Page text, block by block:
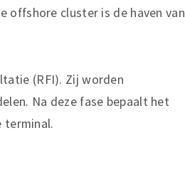
offshore cluster is de haven van
(RFI). Zij worden
Na deze fase bepaalt het
terminal.